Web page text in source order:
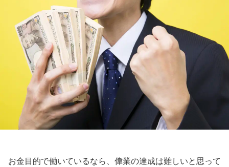
お金目的で働いているなら、偉業の達成は難しいと思って